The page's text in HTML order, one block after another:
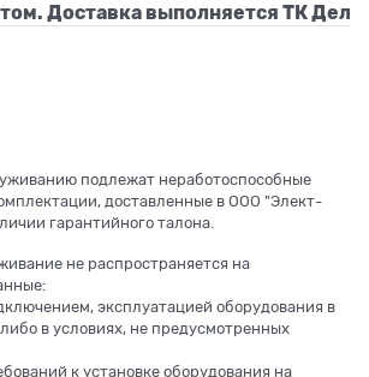
Доставка выполняется ТК
подлежат неработоспособные
доставленные в ООО "Элект-
гарантийного талона.
не распространяется на
эксплуатацией оборудования в
в условиях, не предусмотренных
к установке оборудования на